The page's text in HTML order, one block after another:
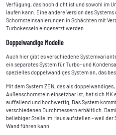
Verfügung, das hoch dicht ist und sowohl im
laufen kann. Eine andere Version des
Schornsteinsanierungen in Schächten mit
Turbokesseln eingesetzt werden.
Doppelwandige Modelle
Auch hier gibt es verschiedene
ein separates System für Turbo- und
spezielles doppelwandiges System an, das
Mit dem System ZEN, das als
Außenschornstein einsetzbar ist, hat sich MK
auffallend und hochwertig, Das System
verschiedenen Durchmessern erhältlich.
beliebiger Stelle im Haus aufstellen - weil
Wand führen kann.